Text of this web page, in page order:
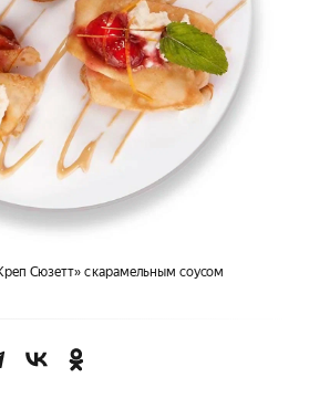
Сюзетт» с карамельным соусом